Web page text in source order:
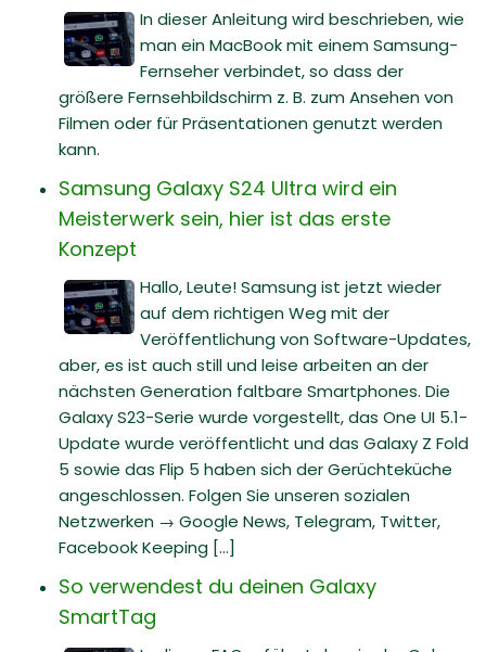
In dieser Anleitung wird beschrieben, wie
man ein MacBook mit einem Samsung-
Fernseher verbindet, so dass der
größere Fernsehbildschirm z. B. zum Ansehen von
Filmen oder für Präsentationen genutzt werden
kann.
Samsung Galaxy S24 Ultra wird ein
Meisterwerk sein, hier ist das erste
Konzept
Hallo, Leute! Samsung ist jetzt wieder
auf dem richtigen Weg mit der
Veröffentlichung von Software-Updates,
aber, es ist auch still und leise arbeiten an der
nächsten Generation faltbare Smartphones. Die
Galaxy S23-Serie wurde vorgestellt, das One UI 5.1-
Update wurde veröffentlicht und das Galaxy Z Fold
5 sowie das Flip 5 haben sich der Gerüchteküche
angeschlossen. Folgen Sie unseren sozialen
Netzwerken → Google News, Telegram, Twitter,
Facebook Keeping [...]
So verwendest du deinen Galaxy
SmartTag